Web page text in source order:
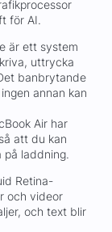
för AI.
är ett system
uttrycka
banbrytande
annan kan
Air har
att du kan
på laddning.
Retina-
och videor
och text blir